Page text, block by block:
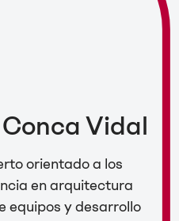
Vidal
orientado a los
en arquitectura
equipos y desarrollo